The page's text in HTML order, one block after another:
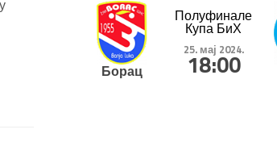
Борац
Полуфинале
Купа БиХ
25. мај 2024.
18:00